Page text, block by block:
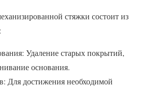
стяжки состоит из
Удаление старых покрытий,
основания.
Для достижения необходимой